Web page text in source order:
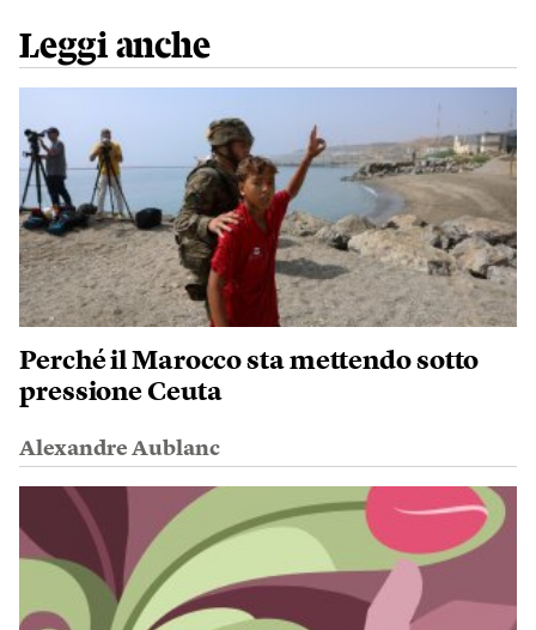
Leggi anche
Perché il Marocco sta mettendo sotto
pressione Ceuta
Alexandre Aublanc